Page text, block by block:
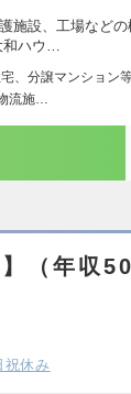
施設、工場などの
ハウ…
、分譲マンション
流施…
（年収
祝休み